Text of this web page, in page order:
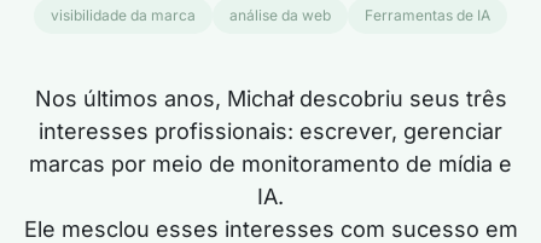
visibilidade da marca análise da web Ferramentas de IA
Nos últimos anos, Michał descobriu seus três
interesses profissionais: escrever, gerenciar
marcas por meio de monitoramento de mídia e
IA.
Ele mesclou esses interesses com sucesso em